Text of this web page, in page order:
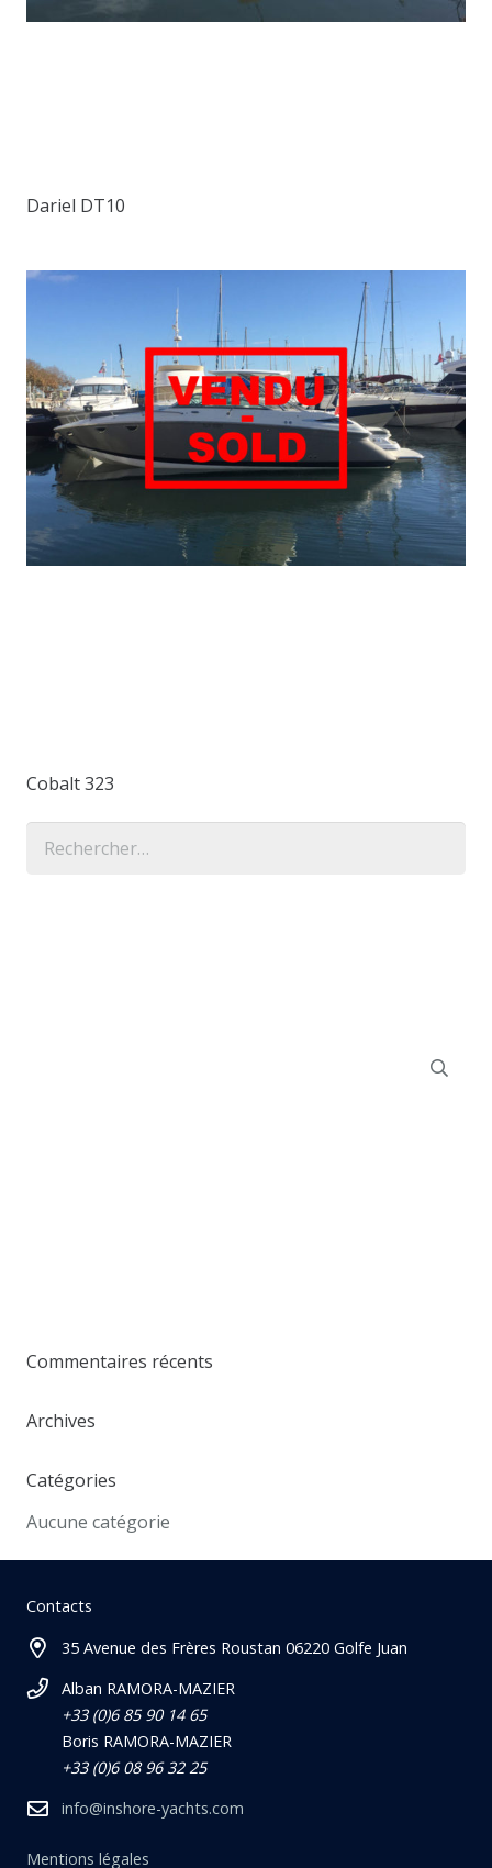
Dariel DT10
Cobalt 323
Commentaires récents
Archives
Catégories
Aucune catégorie
Contacts
35 Avenue des Frères Roustan 06220 Golfe Juan
Alban RAMORA-MAZIER
+33 (0)6 85 90 14 65
Boris RAMORA-MAZIER
+33 (0)6 08 96 32 25
info@inshore-yachts.com
Mentions légales